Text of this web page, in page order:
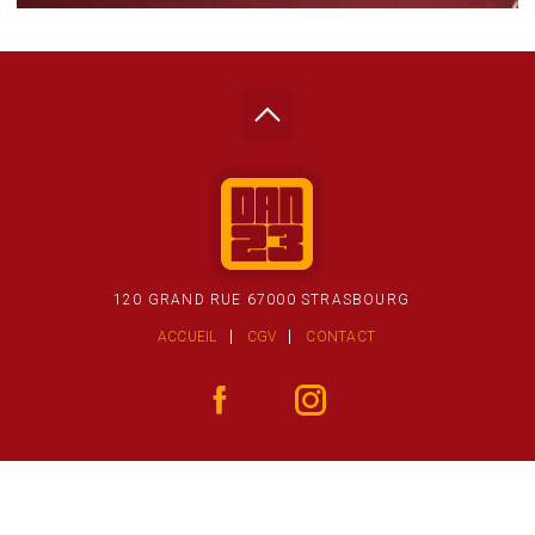
120 GRAND RUE 67000 STRASBOURG
ACCUEIL CGV CONTACT